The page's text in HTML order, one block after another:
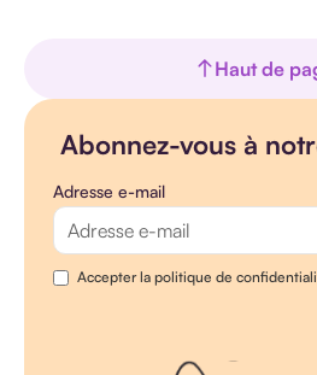
Haut de
Abonnez-vous à
Adresse e-mail
Accepter la politique de